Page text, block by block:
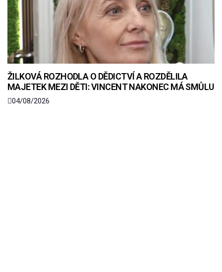
ŽILKOVÁ ROZHODLA O DĚDICTVÍ A ROZDĚLILA
MAJETEK MEZI DĚTI: VINCENT NAKONEC MÁ SMŮLU
04/08/2026